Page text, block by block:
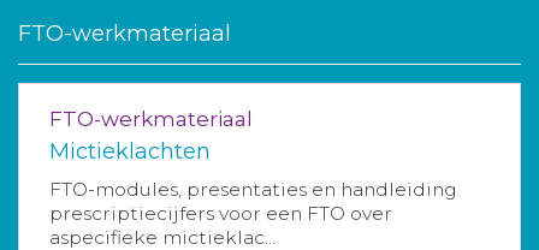
FTO-werkmateriaal
FTO-werkmateriaal
Mictieklachten
FTO-modules, presentaties en handleiding
prescriptiecijfers voor een FTO over
aspecifieke mictieklac...